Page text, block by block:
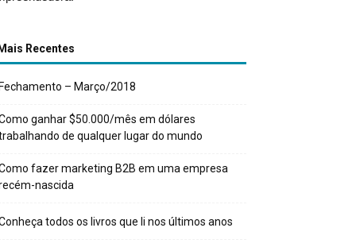
Recentes
– Março/2018
ganhar $50.000/mês em dólares
de qualquer lugar do mundo
fazer marketing B2B em uma empresa
nascida
todos os livros que li nos últimos anos